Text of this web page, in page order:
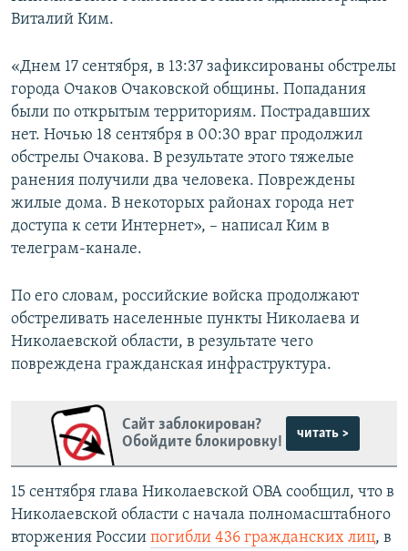
Виталий Ким.
«Днем 17 сентября, в 13:37 зафиксированы обстрелы
города Очаков Очаковской общины. Попадания
были по открытым территориям. Пострадавших
нет. Ночью 18 сентября в 00:30 враг продолжил
обстрелы Очакова. В результате этого тяжелые
ранения получили два человека. Повреждены
жилые дома. В некоторых районах города нет
доступа к сети Интернет», – написал Ким в
телеграм-канале.
По его словам, российские войска продолжают
обстреливать населенные пункты Николаева и
Николаевской области, в результате чего
повреждена гражданская инфраструктура.
Сайт заблокирован?
Обойдите блокировку!
читать >
15 сентября глава Николаевской ОВА сообщил, что в
Николаевской области с начала полномасштабного
вторжения России погибли 436 гражданских лиц, в